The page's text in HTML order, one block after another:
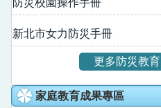
新北市女力防災手冊
更多防災教育
家庭教育成果專區